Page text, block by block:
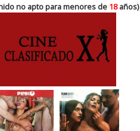
no apto para menores de 18años)